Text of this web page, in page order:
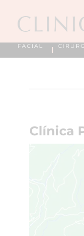
FACIAL
Clínica